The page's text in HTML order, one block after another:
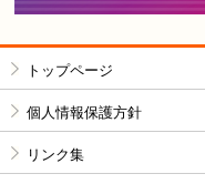
トップページ
個人情報保護方針
リンク集